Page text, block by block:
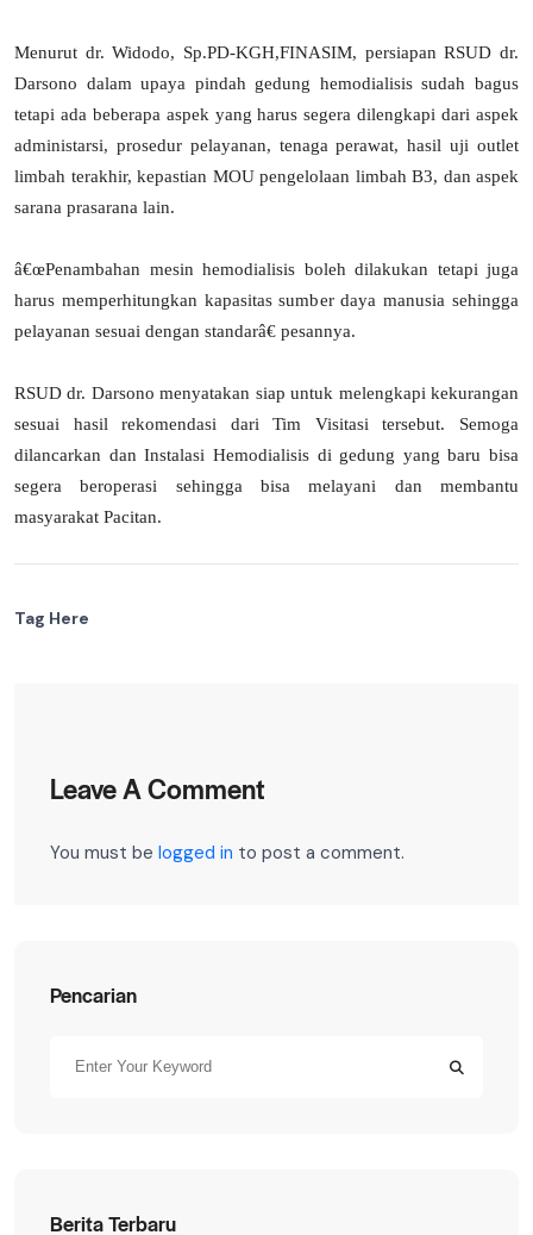
Menurut dr. Widodo, Sp.PD-KGH,FINASIM, persiapan RSUD dr.
Darsono dalam upaya pindah gedung hemodialisis sudah bagus
tetapi ada beberapa aspek yang harus segera dilengkapi dari aspek
administarsi, prosedur pelayanan, tenaga perawat, hasil uji outlet
limbah terakhir, kepastian MOU pengelolaan limbah B3, dan aspek
sarana prasarana lain.
â€œPenambahan mesin hemodialisis boleh dilakukan tetapi juga
harus memperhitungkan kapasitas sumber daya manusia sehingga
pelayanan sesuai dengan standarâ€ pesannya.
RSUD dr. Darsono menyatakan siap untuk melengkapi kekurangan
sesuai hasil rekomendasi dari Tim Visitasi tersebut. Semoga
dilancarkan dan Instalasi Hemodialisis di gedung yang baru bisa
segera beroperasi sehingga bisa melayani dan membantu
masyarakat Pacitan.
Tag Here
Leave A Comment
You must be logged in to post a comment.
Pencarian
Berita Terbaru